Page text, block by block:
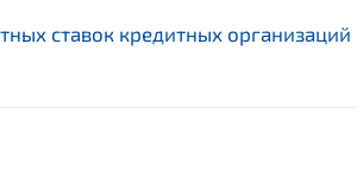
ставок кредитных организаций